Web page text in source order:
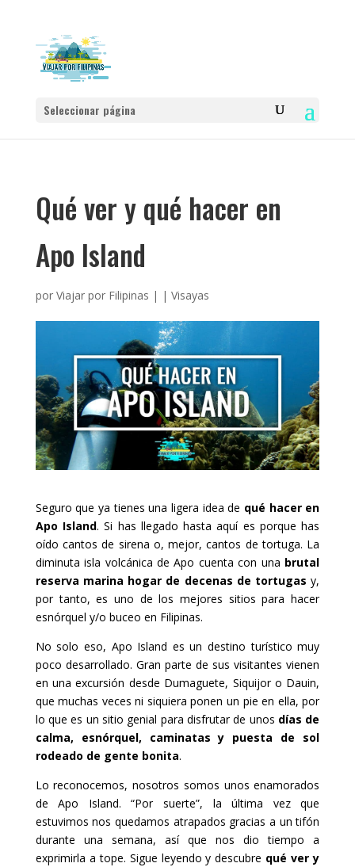
Seleccionar página
Qué ver y qué hacer en
Apo Island
por Viajar por Filipinas | | Visayas
Seguro que ya tienes una ligera idea de qué hacer en
Apo Island. Si has llegado hasta aquí es porque has
oído cantos de sirena o, mejor, cantos de tortuga. La
diminuta isla volcánica de Apo cuenta con una brutal
reserva marina hogar de decenas de tortugas y,
por tanto, es uno de los mejores sitios para hacer
esnórquel y/o buceo en Filipinas.
No solo eso, Apo Island es un destino turístico muy
poco desarrollado. Gran parte de sus visitantes vienen
en una excursión desde Dumaguete, Siquijor o Dauin,
que muchas veces ni siquiera ponen un pie en ella, por
lo que es un sitio genial para disfrutar de unos días de
calma, esnórquel, caminatas y puesta de sol
rodeado de gente bonita.
Lo reconocemos, nosotros somos unos enamorados
de Apo Island. “Por suerte”, la última vez que
estuvimos nos quedamos atrapados gracias a un tifón
durante una semana, así que nos dio tiempo a
exprimirla a tope. Sigue leyendo y descubre qué ver y